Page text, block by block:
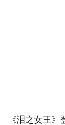
《泪之女王